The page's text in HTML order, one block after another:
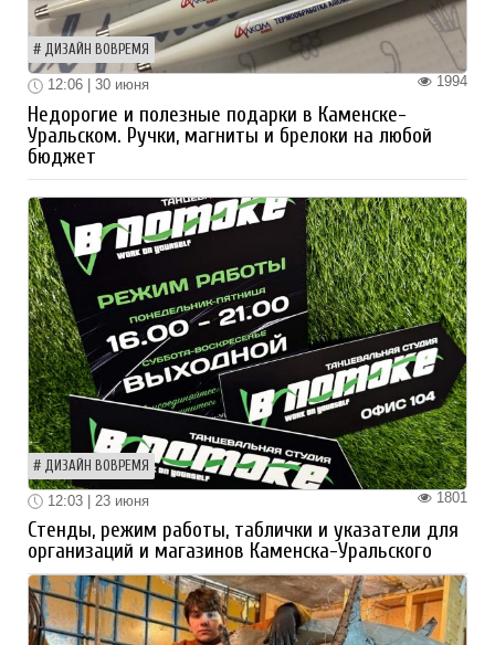
ДИЗАЙН ВОВРЕМЯ
1994
12:06 | 30 июня
Недорогие и полезные подарки в Каменске-
Уральском. Ручки, магниты и брелоки на любой
бюджет
ДИЗАЙН ВОВРЕМЯ
1801
12:03 | 23 июня
Стенды, режим работы, таблички и указатели для
организаций и магазинов Каменска-Уральского